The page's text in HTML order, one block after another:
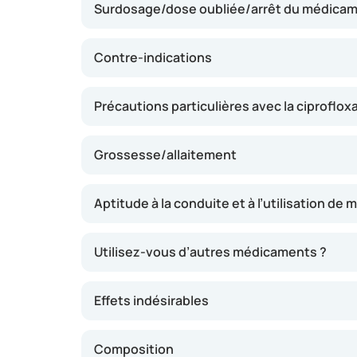
observée sous quelques jours. Il est
résistance bactérienne.
Surdosage/dose oubliée/arrêt du
Contre-indications
Précautions particulières avec la
Grossesse/allaitement
Aptitude à la conduite et à l’utilisation de
Utilisez-vous d’autres médicaments ?
Effets indésirables
Composition